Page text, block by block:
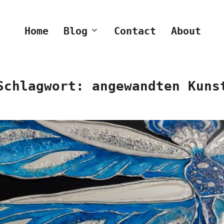
Home Blog Contact About
angewandten